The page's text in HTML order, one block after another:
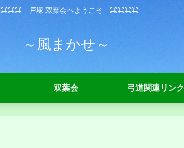
戸塚 双葉会へようこそ ⌘⌘⌘⌘
～風まかせ～
双葉会 弓道関連リンク